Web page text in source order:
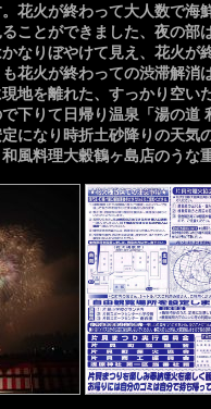
花火が終わって大人数で海
ことができました、夜の部
なりぼやけて見え、花火
花火が終わっての渋滞解消
地を離れた、すっかり空い
下りて日帰り温泉「湯の
になり時折土砂降りの天
風料理大穀鶴ヶ島店のうな